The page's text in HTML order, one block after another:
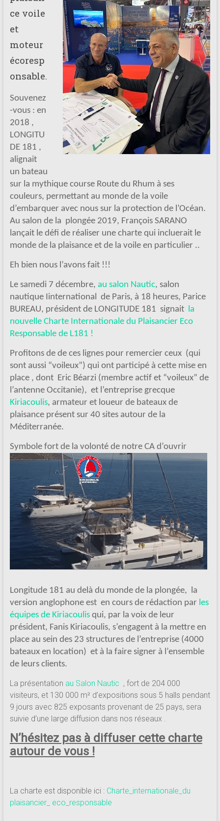
ce voile
et
moteur
écoresp
onsable.
Souvenez
-vous : en
2018 ,
LONGITU
DE 181 ,
alignait
un bateau
sur la mythique course Route du Rhum à ses
couleurs, permettant au monde de la voile
d’embarquer avec nous sur la protection de l’Océan.
Au salon de la plongée 2019, François SARANO
lançait le défi de réaliser une charte qui incluerait le
monde de la plaisance et de la voile en particulier ..
Eh bien nous l’avons fait !!!
Le samedi 7 décembre, au salon Nautic, salon
nautique Iinternational de Paris, à 18 heures, Parice
BUREAU, président de LONGITUDE 181 signait la
nouvelle Charte Internationale du Plaisancier Eco
Responsable de L181 !
Profitons de de ces lignes pour remercier ceux (qui
sont aussi “voileux”) qui ont participé à cette mise en
place , dont Eric Béarzi (membre actif et “voileux” de
l’antenne Occitanie), et l’entreprise grecque
Kiriacoulis, armateur et loueur de bateaux de
plaisance présent sur 40 sites autour de la
Méditerranée.
Symbole fort de la volonté de notre CA d’ouvrir
Longitude 181 au delà du monde de la plongée, la
version anglophone est en cours de rédaction parles
équipes de Kiriacoulisqui, par la voix de leur
président, Fanis Kiriacoulis, s’engagent à la mettre en
place au sein des 23 structures de l’entreprise (4000
bateaux en location) et à la faire signer à l’ensemble
de leurs clients.
La présentation au Salon Nautic , fort de 204 000
visiteurs, et 130 000 m² d’expositions sous 5 halls pendant
9 jours avec 825 exposants provenant de 25 pays, sera
suivie d’une large diffusion dans nos réseaux .
N’hésitez pas à diffuser cette charte
autour de vous !
La charte est disponible ici : Charte_internationale_du
plaisancier_ eco_responsable